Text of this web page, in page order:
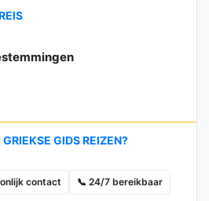
GIDS REIZEN?
contact 📞 24/7 bereikbaar